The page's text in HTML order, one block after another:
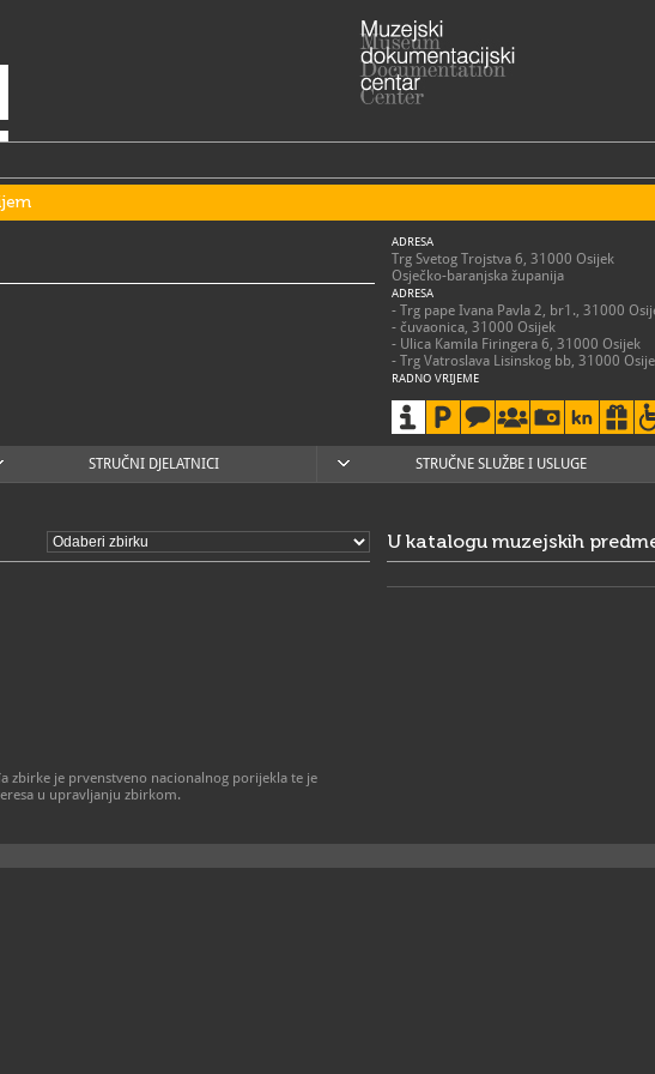
ADRESA
Trg Svetog Trojstva 6, 31000 Osijek
Osječko-baranjska županija
ADRESA
- Trg pape Ivana Pavla 2, br1., 31000
- čuvaonica, 31000 Osijek
- Ulica Kamila Firingera 6, 31000 Osijek
- Trg Vatroslava Lisinskog bb, 31000
RADNO VRIJEME
nedjeljom, ponedjeljkom, državnim
praznicima i blagdanima Muzej je zatvoren
posjetitelje
031/250-731
W https://mso.hr/
STRUČNI DJELATNICI STRUČNE SLUŽBE I USLUGE
zbirke je prvenstveno nacionalnog porijekla te je
u upravljanju zbirkom.
U katalogu muzejskih